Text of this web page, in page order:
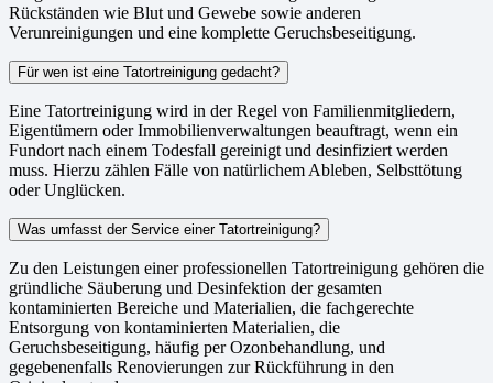
Rückständen wie Blut und Gewebe sowie anderen
Verunreinigungen und eine komplette Geruchsbeseitigung.
Für wen ist eine Tatortreinigung gedacht?
Eine Tatortreinigung wird in der Regel von Familienmitgliedern,
Eigentümern oder Immobilienverwaltungen beauftragt, wenn ein
Fundort nach einem Todesfall gereinigt und desinfiziert werden
muss. Hierzu zählen Fälle von natürlichem Ableben, Selbsttötung
oder Unglücken.
Was umfasst der Service einer Tatortreinigung?
Zu den Leistungen einer professionellen Tatortreinigung gehören die
gründliche Säuberung und Desinfektion der gesamten
kontaminierten Bereiche und Materialien, die fachgerechte
Entsorgung von kontaminierten Materialien, die
Geruchsbeseitigung, häufig per Ozonbehandlung, und
gegebenenfalls Renovierungen zur Rückführung in den